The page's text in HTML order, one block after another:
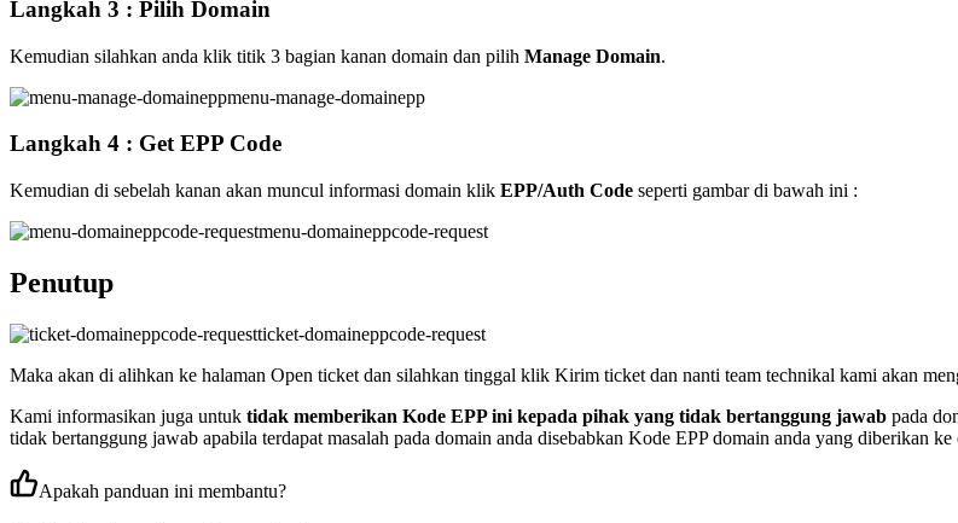
Langkah 3 : Pilih Domain
Kemudian silahkan anda klik titik 3 bagian kanan domain dan pilih Manage Domain.
menu-manage-domainepp
Langkah 4 : Get EPP Code
Kemudian di sebelah kanan akan muncul informasi domain klik EPP/Auth Code seperti gambar di bawah ini :
menu-domaineppcode-request
Penutup
ticket-domaineppcode-request
Maka akan di alihkan ke halaman Open ticket dan silahkan tinggal klik Kirim ticket dan nanti team technikal kami akan
Kami informasikan juga untuk tidak memberikan Kode EPP ini kepada pihak yang tidak bertanggung jawab pada
tidak bertanggung jawab apabila terdapat masalah pada domain anda disebabkan Kode EPP domain anda yang diberikan ke
Apakah panduan ini membantu?